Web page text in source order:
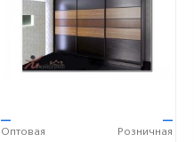
—
Оптовая
—
Розничная